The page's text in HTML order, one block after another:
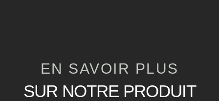
EN SAVOIR PLUS
SUR NOTRE PRODUIT